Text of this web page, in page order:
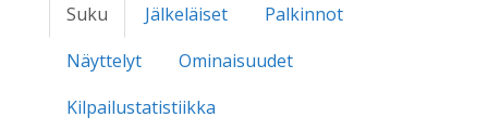
Suku Jälkeläiset
Palkinnot
Näyttelyt
Ominaisuudet
Kilpailustatistiikka